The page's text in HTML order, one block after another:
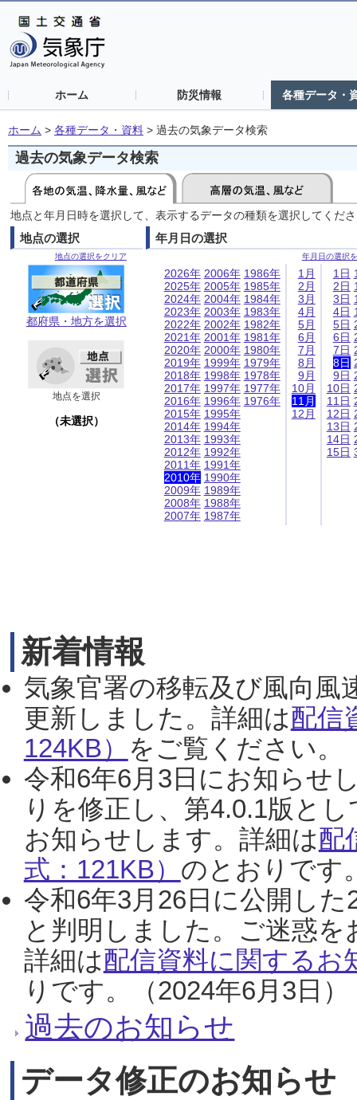
ホーム 防災情報 各種データ・
ホーム > 各種データ・資料 > 過去の気象データ検索
過去の気象データ検索
地点と年月日時を選択して、表示するデータの種類を選択してくだ
地点の選択
地点の選択をクリア
都府県・地方を選択
地点を選択
（未選択）
年月日の選択
年月日の選択
2026年
2025年
2024年
2023年
2022年
2021年
2020年
2019年
2018年
2017年
2016年
2015年
2014年
2013年
2012年
2011年
2010年
2009年
2008年
2007年
2006年
2005年
2004年
2003年
2002年
2001年
2000年
1999年
1998年
1997年
1996年
1995年
1994年
1993年
1992年
1991年
1990年
1989年
1988年
1987年
1986年
1985年
1984年
1983年
1982年
1981年
1980年
1979年
1978年
1977年
1976年
1月
2月
3月
4月
5月
6月
7月
8月
9月
10月
11月
12月
1日
2日
3日
4日
5日
6日
7日
8日
9日
10日
11日
12日
13日
14日
15日
新着情報
気象官署の移転及び風向風
更新しました。詳細は配信
124KB） をご覧ください。
令和6年6月3日にお知らせ
りを修正し、第4.0.1版と
お知らせします。詳細は配
式：121KB） のとおりです
令和6年3月26日に公開し
と判明しました。ご迷惑
詳細は配信資料に関するお
りです。（2024年6月3日）
過去のお知らせ
データ修正のお知らせ